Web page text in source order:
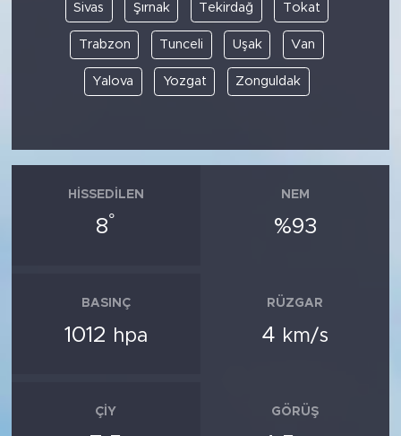
Sivas Şırnak Tekirdağ Tokat
Trabzon Tunceli Uşak Van
Yalova Yozgat Zonguldak
HISSEDILEN
8°
NEM
%93
BASINÇ
1012 hpa
RÜZGAR
4 km/s
ÇIY GÖRÜŞ